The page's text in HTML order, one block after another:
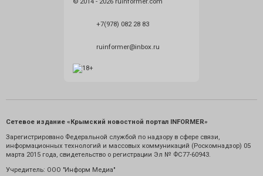
+7(978) 082 28 83
ruinformer@inbox.ru
Сетевое издание «Крымский новостной портал INFORMER»
Зарегистрировано Федеральной службой по надзору в сфере связи,
информационных технологий и массовых коммуникаций (Роскомнадзор) 05
марта 2015 года, свидетельство о регистрации Эл № ФС77-60943.
Учредитель: ООО "Информ Медиа"